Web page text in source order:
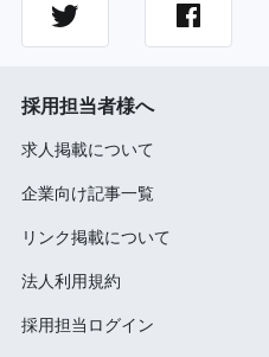
採用担当者様へ
求人掲載について
企業向け記事一覧
リンク掲載について
法人利用規約
採用担当ログイン